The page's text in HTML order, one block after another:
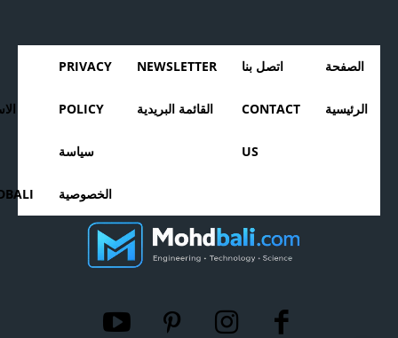
الصفحة
الرئيسية
اتصل بنا
CONTACT
US
NEWSLETTER
القائمة البريدية
PRIVACY
POLICY
سياسة
الخصوصية